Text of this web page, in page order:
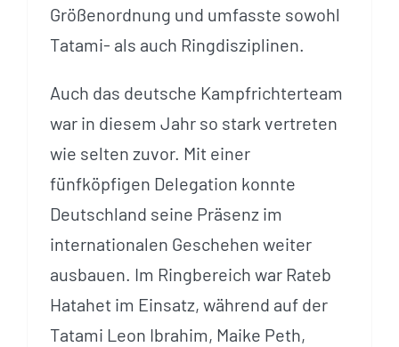
Größenordnung und umfasste sowohl
Tatami- als auch Ringdisziplinen.
Auch das deutsche Kampfrichterteam
war in diesem Jahr so stark vertreten
wie selten zuvor. Mit einer
fünfköpfigen Delegation konnte
Deutschland seine Präsenz im
internationalen Geschehen weiter
ausbauen. Im Ringbereich war Rateb
Hatahet im Einsatz, während auf der
Tatami Leon Ibrahim, Maike Peth,